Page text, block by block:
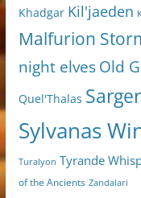
Khadgar Kil'jaeden
Malfurion
night elves Old
Quel'Thalas
Sylvanas
Turalyon Tyrande
of the Ancients Zandalari